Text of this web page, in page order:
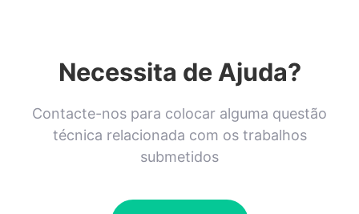
Necessita de Ajuda?
Contacte-nos para colocar alguma questão
técnica relacionada com os trabalhos
submetidos